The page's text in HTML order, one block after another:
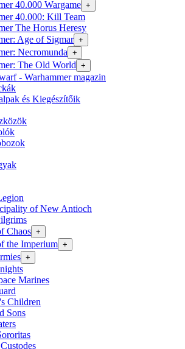
40.000 Wargame +
40.000: Kill Team
The Horus Heresy
Age of Sigmar +
Necromunda +
The Old World +
- Warhammer magazin
és Kiegészítőik
of New Antioch
Chaos +
the Imperium +
+
Marines
Children
Sons